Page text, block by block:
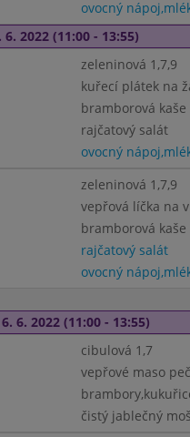
ovocný
6. 2022 (11:00 - 13:55)
zeleninová 1,7,9
kuřecí plátek na
bramborová kaše
rajčatový salát
ovocný
zeleninová 1,7,9
vepřová líčka na
bramborová kaše
rajčatový salát
ovocný
6. 2022 (11:00 - 13:55)
cibulová 1,7
vepřové maso
čistý jablečný